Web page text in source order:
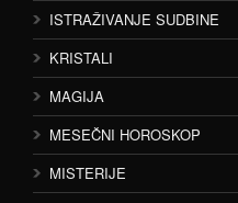
ISTRAŽIVANJE SUDBINE
KRISTALI
MAGIJA
MESEČNI HOROSKOP
MISTERIJE